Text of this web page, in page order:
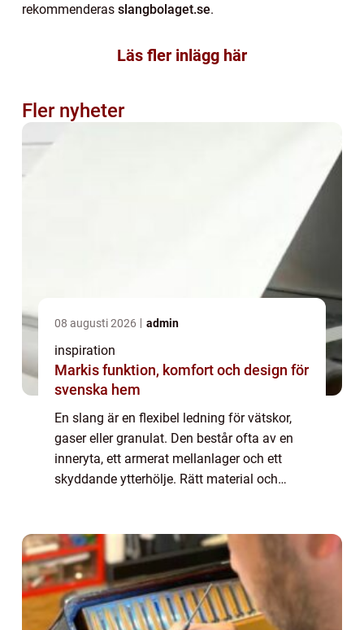
rekommenderas slangbolaget.se.
Läs fler inlägg här
Fler nyheter
08 augusti 2026 admin
inspiration
Markis funktion, komfort och design för
svenska hem
En slang är en flexibel ledning för vätskor,
gaser eller granulat. Den består ofta av en
inneryta, ett armerat mellanlager och ett
skyddande ytterhölje. Rätt material och